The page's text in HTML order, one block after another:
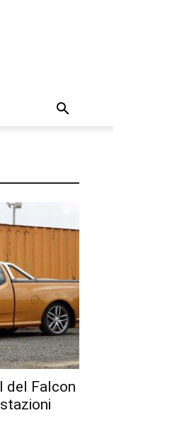
del Falcon